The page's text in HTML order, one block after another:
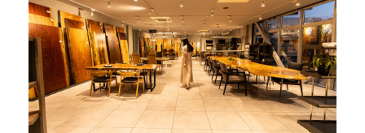
商品情報
直営店
イベント